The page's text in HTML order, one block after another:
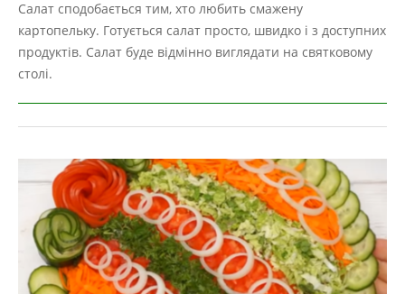
01
Салат сподобається тим, хто любить смажену
картопельку. Готується салат просто, швидко і з доступних
продуктів. Салат буде відмінно виглядати на святковому
столі.